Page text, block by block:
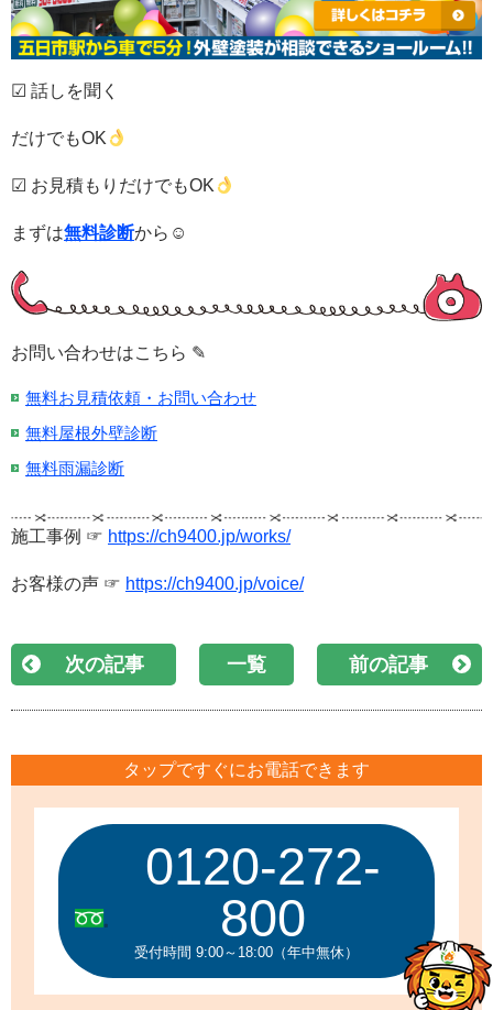
☑ 話しを聞く
だけでもOK
☑ お見積もりだけでもOK
まずは無料診断から☺
お問い合わせはこちら ✎
無料お見積依頼・お問い合わせ
無料屋根外壁診断
無料雨漏診断
施工事例 ☞ https://ch9400.jp/works/
お客様の声 ☞ https://ch9400.jp/voice/
次の記事 一覧 前の記事
タップですぐにお電話できます
0120-272-
800
受付時間 9:00～18:00（年中無休）